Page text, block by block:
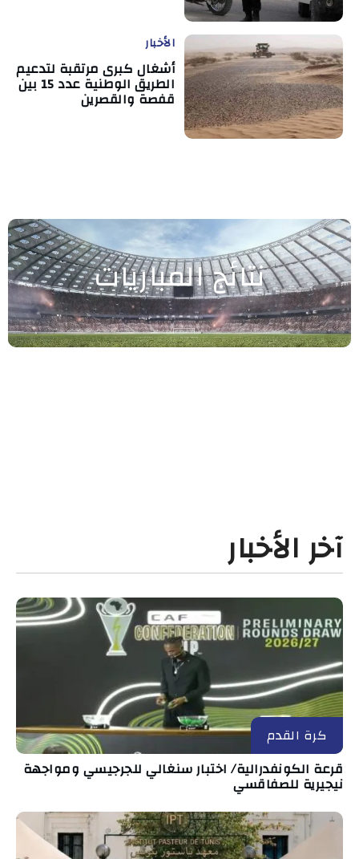
الأخبار
أشغال كبرى مرتقبة لتدعيم
الطريق الوطنية عدد 15 بين
قفصة والقصرين
نتائج المباريات
آخر الأخبار
كرة القدم
قرعة الكونفدرالية/ اختبار سنغالي للجرجيسي ومواجهة
نيجيرية للصفاقسي